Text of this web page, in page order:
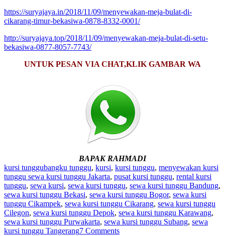
https://suryajaya.in/2018/11/09/menyewakan-meja-bulat-di-
cikarang-timur-bekasiwa-0878-8332-0001/
http://suryajaya.top/2018/11/09/menyewakan-meja-bulat-di-setu-
bekasiwa-0877-8057-7743/
UNTUK PESAN VIA CHAT,KLIK GAMBAR WA
BAPAK RAHMADI
kursi tunggubangku tunggu, kursi, kursi tunggu, menyewakan kursi
tunggu sewa kursi tunggu Jakarta, pusat kursi tunggu, rental kursi
tunggu, sewa kursi, sewa kursi tunggu, sewa kursi tunggu Bandung,
sewa kursi tunggu Bekasi, sewa kursi tunggu Bogor, sewa kursi
tunggu Cikampek, sewa kursi tunggu Cikarang, sewa kursi tunggu
Cilegon, sewa kursi tunggu Depok, sewa kursi tunggu Karawang,
sewa kursi tunggu Purwakarta, sewa kursi tunggu Subang, sewa
kursi tunggu Tangerang7 Comments